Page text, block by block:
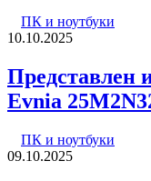
ПК и ноутбуки
10.10.2025
Представлен
Evnia
ПК и ноутбуки
09.10.2025